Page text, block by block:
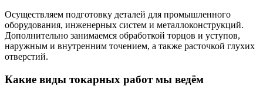
Осуществляем подготовку деталей для промышленного
оборудования, инженерных систем и металлоконструкций.
Дополнительно занимаемся обработкой торцов и уступов,
наружным и внутренним точением, а также расточкой глухих
отверстий.
Какие виды токарных работ мы ведём